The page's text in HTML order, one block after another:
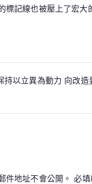
標記線也被壓上了宏
持以立異為動力 向改
件地址不會公開。 必